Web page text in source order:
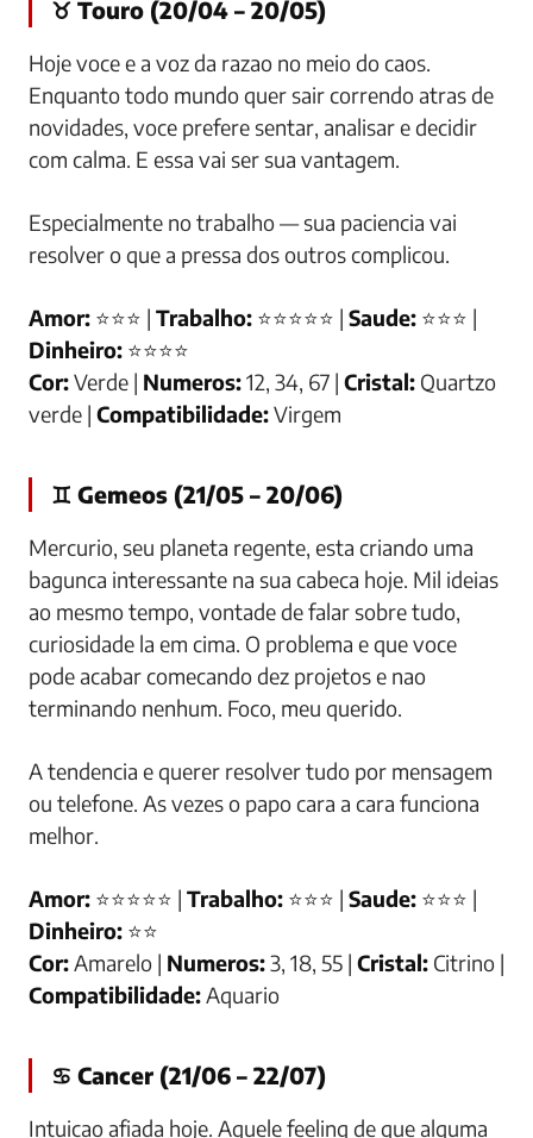
♉ Touro (20/04 – 20/05)
Hoje voce e a voz da razao no meio do caos.
Enquanto todo mundo quer sair correndo atras de
novidades, voce prefere sentar, analisar e decidir
com calma. E essa vai ser sua vantagem.
Especialmente no trabalho — sua paciencia vai
resolver o que a pressa dos outros complicou.
Amor: ⭐⭐⭐ | Trabalho: ⭐⭐⭐⭐⭐ | Saude: ⭐⭐⭐ |
Dinheiro: ⭐⭐⭐⭐
Cor:Verde | Numeros:12, 34, 67 | Cristal: Quartzo
verde | Compatibilidade:Virgem
♊ Gemeos (21/05 – 20/06)
Mercurio, seu planeta regente, esta criando uma
bagunca interessante na sua cabeca hoje. Mil ideias
ao mesmo tempo, vontade de falar sobre tudo,
curiosidade la em cima. O problema e que voce
pode acabar comecando dez projetos e nao
terminando nenhum. Foco, meu querido.
A tendencia e querer resolver tudo por mensagem
ou telefone. As vezes o papo cara a cara funciona
melhor.
Amor: ⭐⭐⭐⭐⭐ | Trabalho: ⭐⭐⭐ | Saude: ⭐⭐⭐ |
Dinheiro: ⭐⭐
Cor:Amarelo | Numeros:3, 18, 55 | Cristal: Citrino |
Compatibilidade:Aquario
♋ Cancer (21/06 – 22/07)
Intuicao afiada hoje. Aquele feeling de que alguma